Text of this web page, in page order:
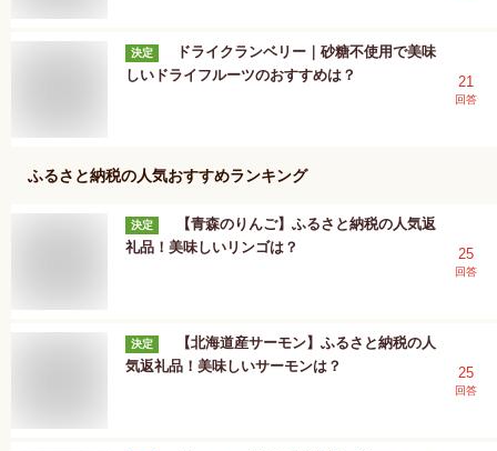
決定
ドライクランベリー｜砂糖不使用で美味
しいドライフルーツのおすすめは？
21
回答
ふるさと納税の人気おすすめランキング
決定
【青森のりんご】ふるさと納税の人気返
礼品！美味しいリンゴは？
25
回答
決定
【北海道産サーモン】ふるさと納税の人
気返礼品！美味しいサーモンは？
25
回答